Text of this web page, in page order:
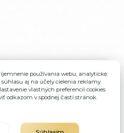
používania webu, analytické
aj na účely cielenia reklamy
vlastných preferencií cookies
odkazom v spodnej časti stránok.